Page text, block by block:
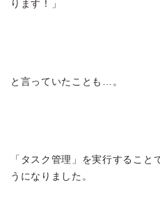
ります！」
と言っていたことも…。
「タスク管理」を実行すること
うになりました。